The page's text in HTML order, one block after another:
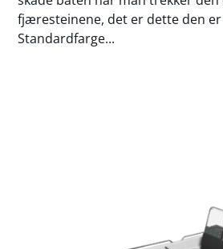
fjæresteinene, det er dette den er
Standardfarge...